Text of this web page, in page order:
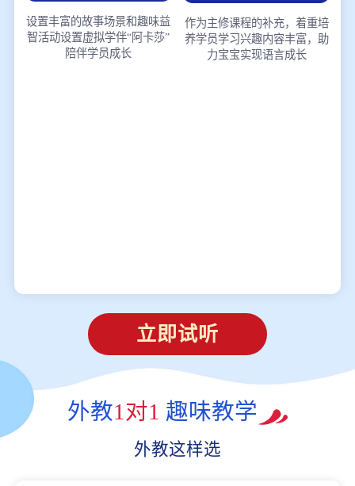
设置丰富的故事场景和趣味益
智活动设置虚拟学伴“阿卡莎”
陪伴学员成长
作为主修课程的补充，着重培
养学员学习兴趣内容丰富，助
力宝宝实现语言成长
立即试听
外教1对1 趣味教学
外教这样选